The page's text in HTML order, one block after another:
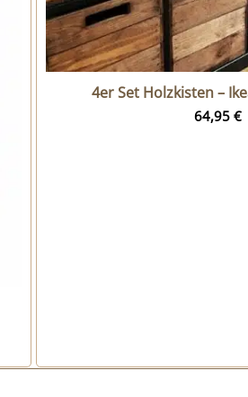
4er Set Holzkisten –
64,95€